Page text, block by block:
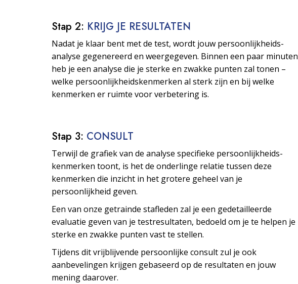
Stap 2: KRIJG JE RESULTATEN
Nadat je klaar bent met de test, wordt jouw persoonlijkheids­
analyse gegenereerd en weergegeven. Binnen een paar minuten
heb je een analyse die je sterke en zwakke punten zal tonen –
welke persoonlijkheids­kenmerken al sterk zijn en bij welke
kenmerken er ruimte voor verbetering is.
Stap 3: CONSULT
Terwijl de grafiek van de analyse specifieke persoonlijkheids­
kenmerken toont, is het de onderlinge relatie tussen deze
kenmerken die inzicht in het grotere geheel van je
persoonlijkheid geven.
Een van onze getrainde stafleden zal je een gedetailleerde
evaluatie geven van je testresultaten, bedoeld om je te helpen je
sterke en zwakke punten vast te stellen.
Tijdens dit vrijblijvende persoonlijke consult zul je ook
aanbevelingen krijgen gebaseerd op de resultaten en jouw
mening daarover.